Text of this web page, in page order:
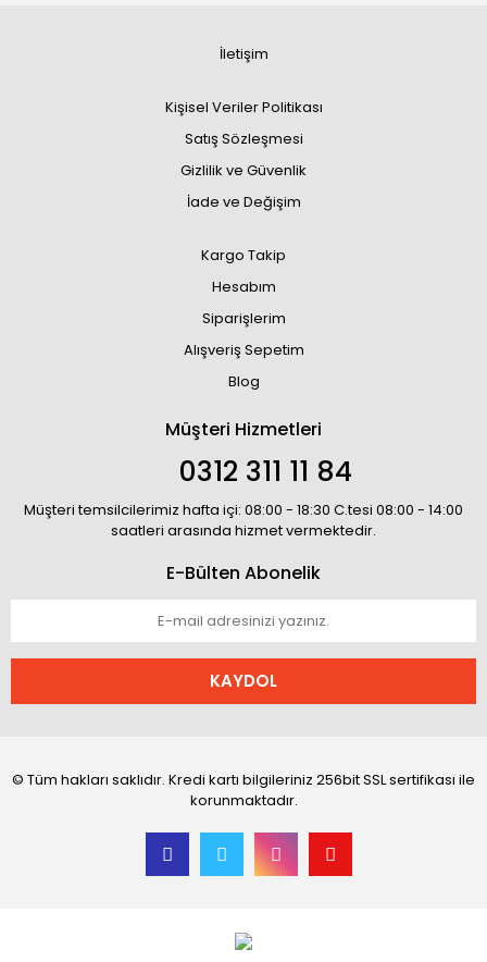
İletişim
Kişisel Veriler Politikası
Satış Sözleşmesi
Gizlilik ve Güvenlik
İade ve Değişim
Kargo Takip
Hesabım
Siparişlerim
Alışveriş Sepetim
Blog
Müşteri Hizmetleri
0312 311 11 84
Müşteri temsilcilerimiz hafta içi: 08:00 - 18:30 C.tesi 08:00 - 14:00
saatleri arasında hizmet vermektedir.
E-Bülten Abonelik
KAYDOL
© Tüm hakları saklıdır. Kredi kartı bilgileriniz 256bit SSL sertifikası ile
korunmaktadır.